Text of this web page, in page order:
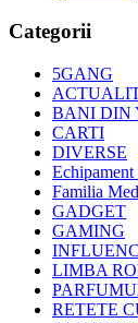
Categorii
5GANG
BANI DIN
CARTI
DIVERSE
Familia
GADGET
GAMING
LIMBA
RETETE